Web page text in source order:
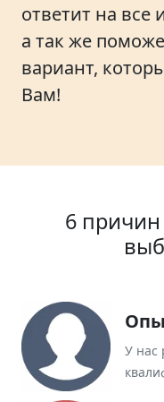
ответит на
а так же
вариант,
Вам!
6
У нас